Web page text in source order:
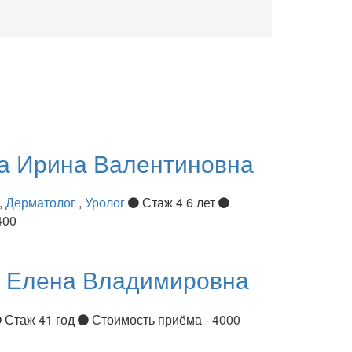
Ирина Валентиновна
, Дерматолог , Уролог
Стаж 4 6 лет
Елена Владимировна
Стаж 41 год Стоимость приёма - 4000